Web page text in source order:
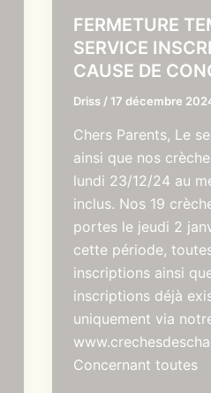
FERMETURE
SERVICE
CAUSE DE
Driss / 17 décembre
Chers Parents, Le
ainsi que nos
lundi 23/12/24 au
inclus. Nos 19
portes le jeudi 2
cette période,
inscriptions ainsi
inscriptions déjà
uniquement via
Concernant toutes